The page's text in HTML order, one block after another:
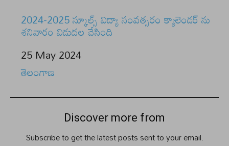
2024-2025 స్కూల్స్ విద్యా సంవత్సరం క్యాలెండర్ ను
శనివారం విడుదల చేసింది
Date
25 May 2024
In relation to
తెలంగాణ
Discover more from
Subscribe to get the latest posts sent to your email.